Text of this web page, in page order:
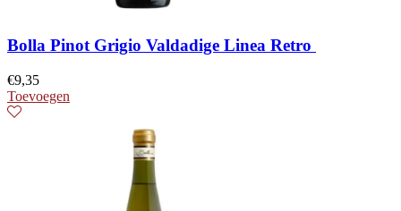
Bolla Pinot Grigio Valdadige Linea Retro
€9,35
Toevoegen